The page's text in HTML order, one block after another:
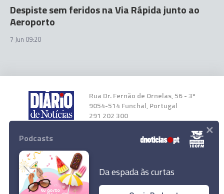
Despiste sem feridos na Via Rápida junto ao
Aeroporto
7 Jun 09:20
Rua Dr. Fernão de Ornelas, 56 - 3º
9054-514 Funchal, Portugal
291 202 300
Instale a nossa App
Podcasts
Da espada às curtas
×